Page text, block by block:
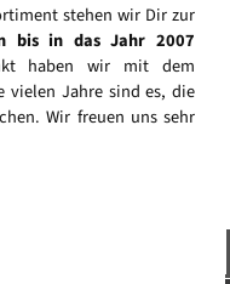
stehen wir Dir zur
bis in das Jahr 2007
haben wir mit dem
vielen Jahre sind es, die
Wir freuen uns sehr